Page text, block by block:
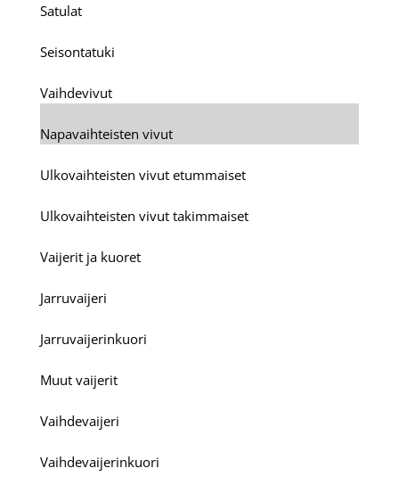
Satulat
Seisontatuki
Vaihdevivut
Napavaihteisten vivut
Ulkovaihteisten vivut etummaiset
Ulkovaihteisten vivut takimmaiset
Vaijerit ja kuoret
Jarruvaijeri
Jarruvaijerinkuori
Muut vaijerit
Vaihdevaijeri
Vaihdevaijerinkuori